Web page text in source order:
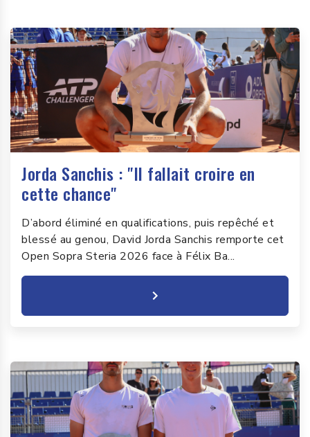
Jorda Sanchis : "Il fallait croire en
cette chance"
D’abord éliminé en qualifications, puis repêché et
blessé au genou, David Jorda Sanchis remporte cet
Open Sopra Steria 2026 face à Félix Ba...